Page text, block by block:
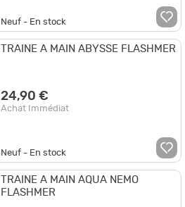
Neuf - En stock
TRAINE A MAIN ABYSSE FLASHMER
24,90 €
Achat Immédiat
Neuf - En stock
TRAINE A MAIN AQUA NEMO
FLASHMER